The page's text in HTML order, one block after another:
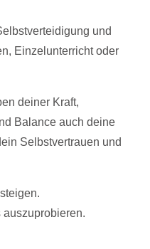
und
Einzelunterricht oder
deiner Kraft,
Balance auch deine
Selbstvertrauen und
auszuprobieren.